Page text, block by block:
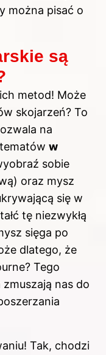
można pisać o
są
metod! Może
skojarzeń? To
na
w
sobie
oraz mysz
się w
tę niezwykłą
sięga po
dlatego, że
Tego
nas do
Tak, chodzi